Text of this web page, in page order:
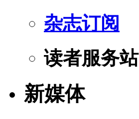
杂志订阅
读者服务站
新媒体